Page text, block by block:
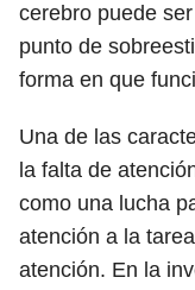
cerebro puede
punto de
forma en que
Una de las
la falta de
como una lucha
atención a la
atención. En la